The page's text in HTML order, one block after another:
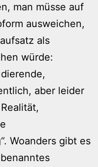
man müsse auf
ausweichen,
als
würde:
aber leider
Woanders gibt es